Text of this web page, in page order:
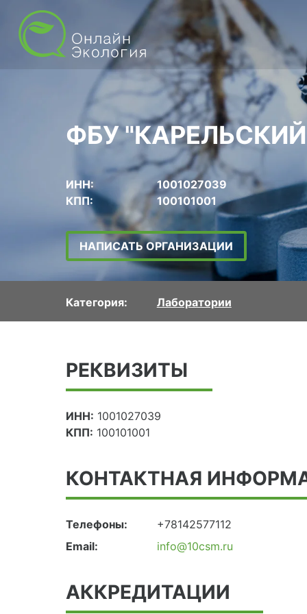
ФБУ
ИНН:
1001027039
КПП:
100101001
НАПИСАТЬ ОРГАНИЗАЦИИ
Категория: Лаборатории
РЕКВИЗИТЫ
ИНН: 1001027039
КПП: 100101001
КОНТАКТНАЯ
Телефоны:
+78142577112
Email:
info@10csm.ru
АККРЕДИТАЦИИ